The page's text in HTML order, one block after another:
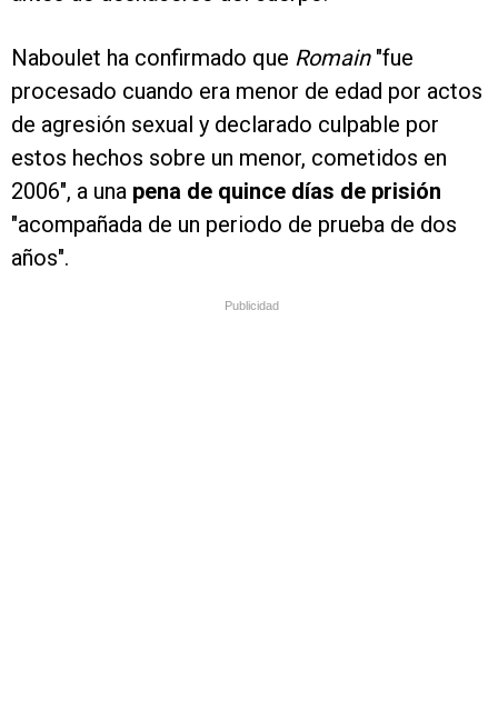
Naboulet ha confirmado que Romain "fue
procesado cuando era menor de edad por actos
de agresión sexual y declarado culpable por
estos hechos sobre un menor, cometidos en
2006", a una pena de quince días de prisión
"acompañada de un periodo de prueba de dos
años".
Publicidad